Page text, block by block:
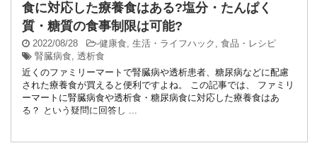
食に対応した療養食はある?塩分・たんぱく
質・糖質の食事制限は可能?
2022/08/28 -健康食, 生活・ライフハック , 食品・レシピ
腎臓病食, 透析食
近くのファミリーマートで腎臓病や透析患者、糖尿病などに配慮
された療養食が買えると便利ですよね。 この記事では、 ファミリ
ーマートに腎臓病食や透析食・糖尿病食に対応した療養食はあ
る？ という疑問に回答し ...